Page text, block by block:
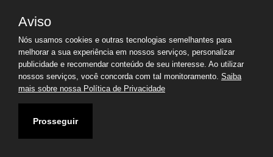
OUVIDORIA
Telefone Central - Opção 5
WhatsApp: (54) 3313-4500
2026 Clube Comercial| Desenvolvido por:
Aviso
Nós usamos cookies e outras tecnologias semelhantes para
melhorar a sua experiência em nossos serviços, personalizar
publicidade e recomendar conteúdo de seu interesse. Ao utilizar
nossos serviços, você concorda com tal monitoramento. Saiba
mais sobre nossa Política de Privacidade
Prosseguir